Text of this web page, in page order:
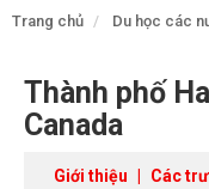
Trang chủ Du học các
Thành phố
Canada
Giới thiệu | Các